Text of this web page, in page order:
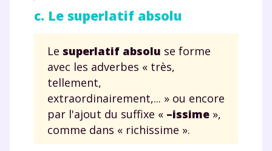
c. Le superlatif absolu
Le superlatif absolu se forme
avec les adverbes « très,
tellement,
extraordinairement,... » ou encore
par l'ajout du suffixe « –issime »,
comme dans « richissime ».
Envie de progresser